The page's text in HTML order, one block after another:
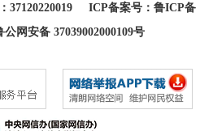
37120220019
ICP备案号：鲁ICP备
公网安备 37039002000109号